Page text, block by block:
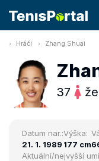
Hráči Zhang Shuai
37
Datum nar.:
21. 1. 1989
Výška:
177 cm
Aktuální/nejvyšší